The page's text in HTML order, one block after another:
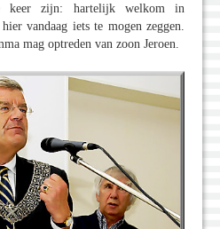
keer zijn: hartelijk welkom in
vandaag iets te mogen zeggen.
mag optreden van zoon Jeroen.